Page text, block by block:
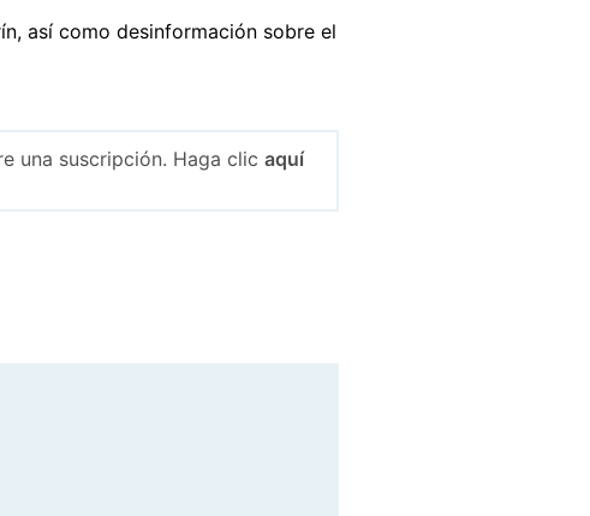
así como desinformación sobre el
una suscripción. Haga clic aquí